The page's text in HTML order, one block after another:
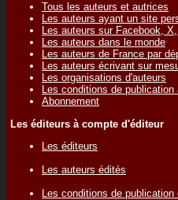
Tous les auteurs et autrices
Les auteurs ayant un site
Les auteurs sur Facebook,
Les auteurs dans le monde
Les auteurs de France par
Les auteurs écrivant sur
Les organisations d'auteurs
Les conditions de publication
Abonnement
Les éditeurs à compte d'éditeur
Les éditeurs
Les auteurs édités
Les conditions de publication